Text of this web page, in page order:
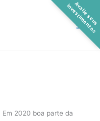
2020 boa parte da
A
v
a
l
i
e
s
e
u
s
i
n
v
e
s
t
i
m
e
n
t
o
s